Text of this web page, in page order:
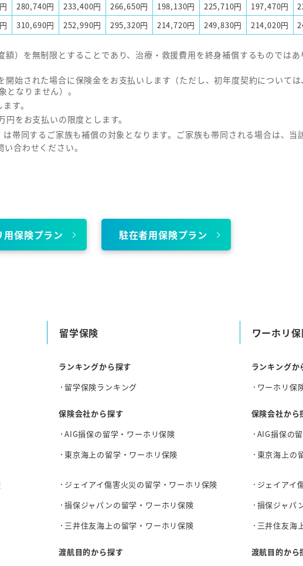
280,740円 233,400円 266,650円 198,130円 225,710円 197,470円
310,690円 252,990円 295,320円 214,720円 249,830円 214,020円
）を無制限とすることであり、治療・救援費用を終身補償するものではあ
始された場合に保険金をお支払いします（ただし、初年度契約については
なりません）。
す。
をお支払いの限度とします。
帯同するご家族も補償の対象となります。ご家族も帯同される場合は、当
合わせください。
用保険プラン 駐在者用保険プラン
留学保険
ランキングから探す
留学保険ランキング
保険会社から探す
AIG損保の留学・ワーホリ保険
東京海上の留学・ワーホリ保険
ジェイアイ傷害火災の留学・ワーホリ保険
損保ジャパンの留学・ワーホリ保険
三井住友海上の留学・ワーホリ保険
渡航目的から探す
ワーホリ
ランキングか
ワーホリ保
保険会社から
AIG損保の
東京海上の
ジェイアイ
損保ジャパ
三井住友海
渡航目的から